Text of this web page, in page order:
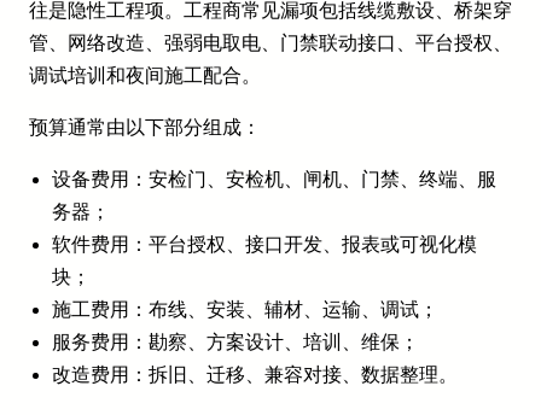
往是隐性工程项。工程商常见漏项包括线缆敷设、桥架穿
管、网络改造、强弱电取电、门禁联动接口、平台授权、
调试培训和夜间施工配合。
预算通常由以下部分组成：
设备费用：安检门、安检机、闸机、门禁、终端、服
务器；
软件费用：平台授权、接口开发、报表或可视化模
块；
施工费用：布线、安装、辅材、运输、调试；
服务费用：勘察、方案设计、培训、维保；
改造费用：拆旧、迁移、兼容对接、数据整理。